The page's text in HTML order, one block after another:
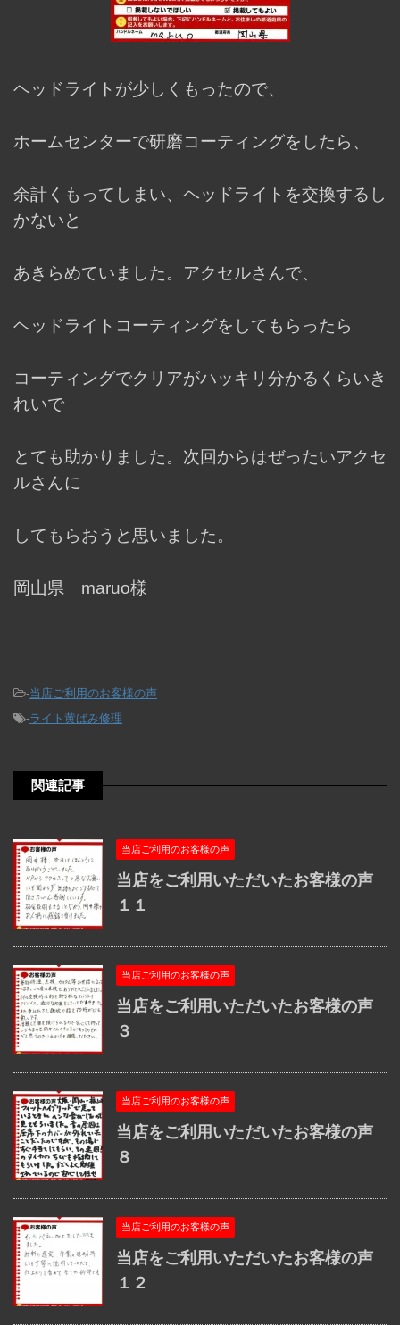
ヘッドライトが少しくもったので、
ホームセンターで研磨コーティングをしたら、
余計くもってしまい、ヘッドライトを交換するし
かないと
あきらめていました。アクセルさんで、
ヘッドライトコーティングをしてもらったら
コーティングでクリアがハッキリ分かるくらいき
れいで
とても助かりました。次回からはぜったいアクセ
ルさんに
してもらおうと思いました。
岡山県 maruo様
-当店ご利用のお客様の声
-ライト黄ばみ修理
関連記事
当店ご利用のお客様の声
当店をご利用いただいたお客様の声
１１
当店ご利用のお客様の声
当店をご利用いただいたお客様の声
３
当店ご利用のお客様の声
当店をご利用いただいたお客様の声
８
当店ご利用のお客様の声
当店をご利用いただいたお客様の声
１２